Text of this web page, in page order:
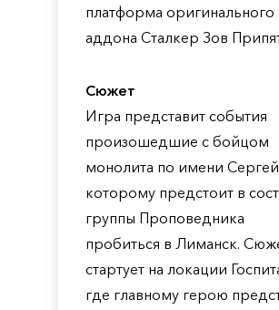
платформа оригинального
аддона Сталкер Зов
Сюжет
Игра представит события
произошедшие с бойцом
монолита по имени
которому предстоит в
группы Проповедника
пробиться в Лиманск.
стартует на локации
где главному герою